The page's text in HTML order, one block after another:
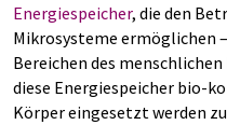
Energiespeicher, die den
Mikrosysteme ermöglichen
Bereichen des
diese Energiespeicher bio-
Körper eingesetzt werden